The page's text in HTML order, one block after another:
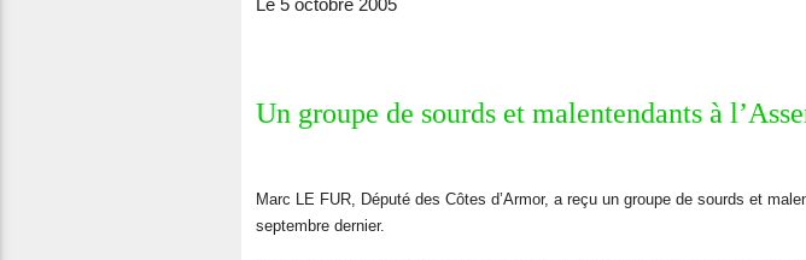
Un groupe de sourds et malentendants à
Marc LE FUR, Député des Côtes d’Armor, a reçu un groupe de sourds et
septembre dernier.